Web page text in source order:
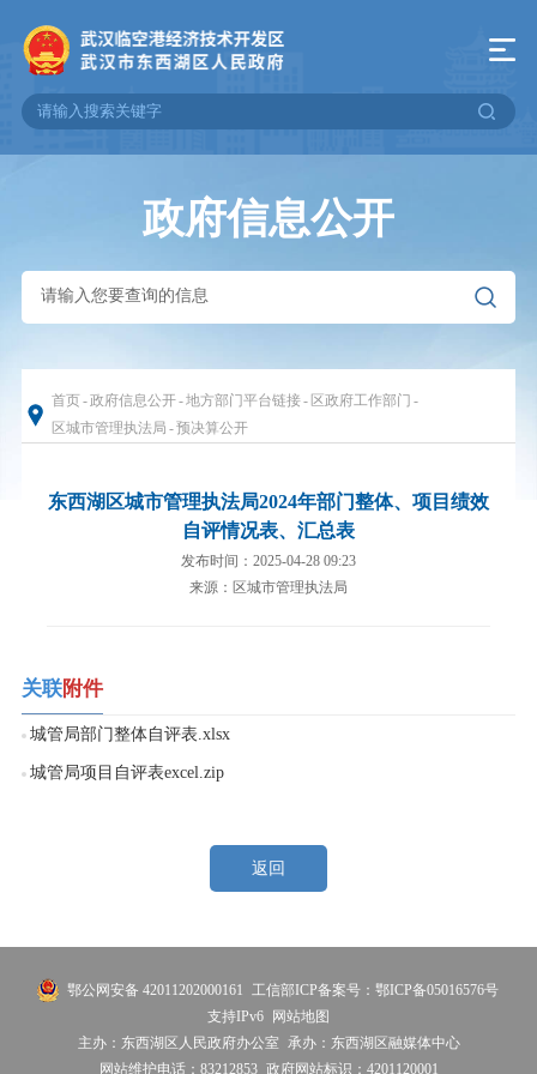
政府信息公开
首页-政府信息公开-地方部门平台链接- 区政府工作部门 -
区城市管理执法局 -预决算公开
东西湖区城市管理执法局2024年部门整体、项目绩效
自评情况表、汇总表
发布时间：2025-04-28 09:23
来源：区城市管理执法局
关联附件
城管局部门整体自评表.xlsx
城管局项目自评表excel.zip
返回
鄂公网安备 42011202000161
工信部ICP备案号：鄂ICP备05016576号
支持IPv6 网站地图
主办：东西湖区人民政府办公室
承办：东西湖区融媒体中心
网站维护电话：83212853 政府网站标识：4201120001